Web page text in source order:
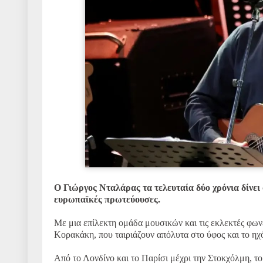
Ο Γιώργος Νταλάρας τα τελευταία δύο χρόνια
ευρωπαϊκές πρωτεύουσες.
Με μια επίλεκτη ομάδα μουσικών και τις εκλεκτές
Κορακάκη, που ταιριάζουν απόλυτα στο ύφος και το
Από το Λονδίνο και το Παρίσι μέχρι την Στοκχόλμη,